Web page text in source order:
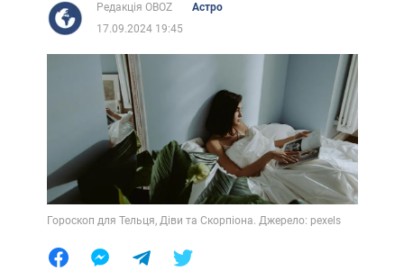
Редакція OBOZ
Астро
17.09.2024 19:45
Гороскоп для Тельця, Діви та Скорпіона. Джерело: pexels